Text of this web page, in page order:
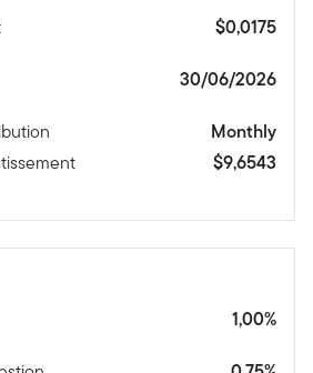
$0,0175
30/06/2026
Monthly
$9,6543
1,00%